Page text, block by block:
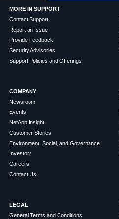
MORE IN SUPPORT
Contact Support
Report an Issue
Provide Feedback
Security Advisories
Support Policies and Offerings
COMPANY
Newsroom
Events
NetApp Insight
Customer Stories
Environment, Social, and Governance
Investors
Careers
Contact Us
LEGAL
General Terms and Conditions